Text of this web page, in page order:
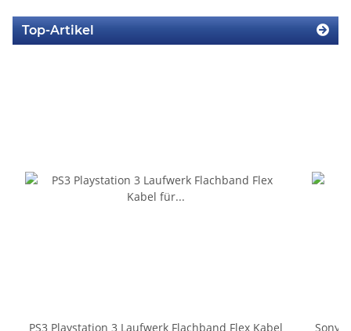
Top-Artikel
PS3 Playstation 3 Laufwerk Flachband Flex Kabel
Sony